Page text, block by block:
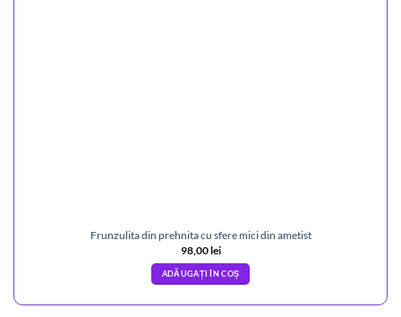
Frunzulita din prehnita cu sfere mici din ametist
98,00lei
ADĂUGAȚI ÎN COȘ